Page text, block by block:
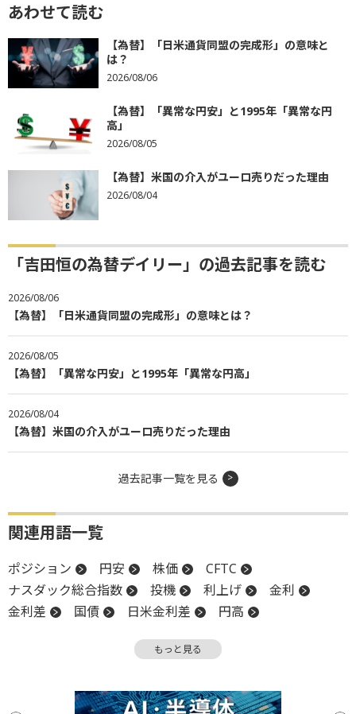
あわせて読む
【為替】「日米通貨同盟の完成形」の意味と
は？
2026/08/06
【為替】「異常な円安」と1995年「異常な円
高」
2026/08/05
【為替】米国の介入がユーロ売りだった理由
2026/08/04
「吉田恒の為替デイリー」の過去記事を読む
2026/08/06
【為替】「日米通貨同盟の完成形」の意味とは？
2026/08/05
【為替】「異常な円安」と1995年「異常な円高」
2026/08/04
【為替】米国の介入がユーロ売りだった理由
過去記事一覧を見る
関連用語一覧
ポジション 円安 株価
CFTC
ナスダック総合指数
投機 利上げ
金利
金利差
国債 日米金利差
円高
もっと見る